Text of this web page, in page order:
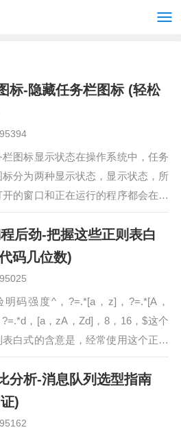
标-隐藏任务栏图标 (轻松
95394
栏图标显示状态在操作系统中，任务
标分为两种显示状态，显示状态，所
开的窗口和正在运行的程序都会在任
上显示对应的图标，隐藏状态，任务
的图标将被隐藏起来，设置隐藏任务
标的步骤右键点击…
后劲-把握这些正则表白
码几位数)
95025
明码强度^，?=.*[a，z]，?=.*[A，
，[a，zA，Zd]，8，16，$这个
表白式的含意是，经常使用这个正则
式可以校验明码能否合乎必定的强度
，校验中文^[u4e…
分析-消息队列选型指南
)
95162